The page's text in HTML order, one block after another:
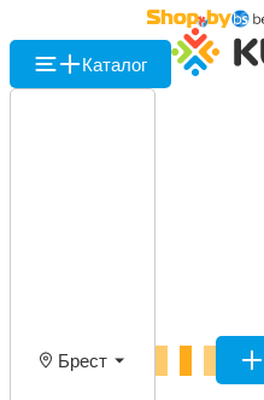
Каталог
Брест